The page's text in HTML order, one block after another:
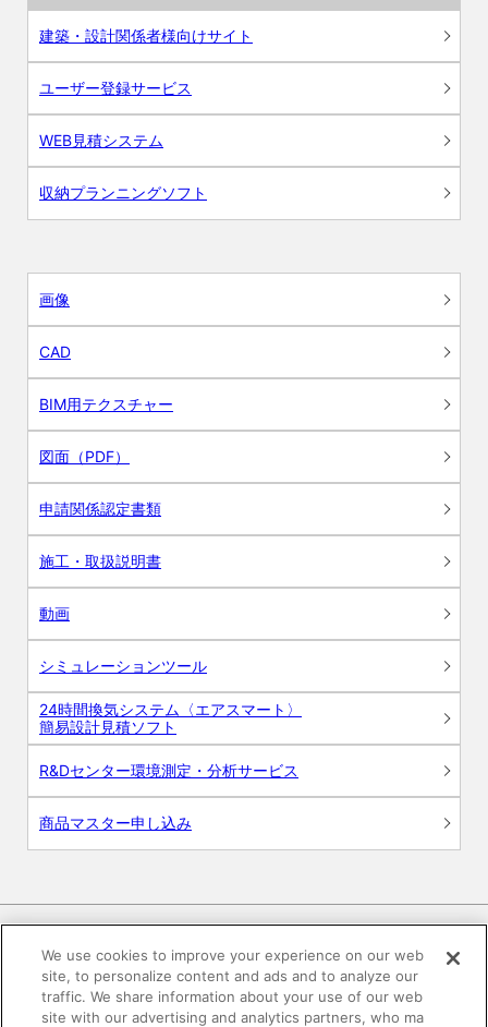
建築・設計関係者様向けサイト
ユーザー登録サービス
WEB見積システム
収納プランニングソフト
画像
CAD
BIM用テクスチャー
図面（PDF）
申請関係認定書類
施工・取扱説明書
動画
シミュレーションツール
24時間換気システム〈エアスマート〉
簡易設計見積ソフト
R&Dセンター環境測定・分析サービス
商品マスター申し込み
電子公告 このWEBサイトについて
We use cookies to improve your experience on our web
site, to personalize content and ads and to analyze our
traffic. We share information about your use of our web
site with our advertising and analytics partners, who ma